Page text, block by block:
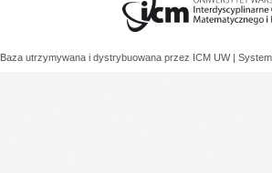
Baza utrzymywana i dystrybuowana przez ICM UW |